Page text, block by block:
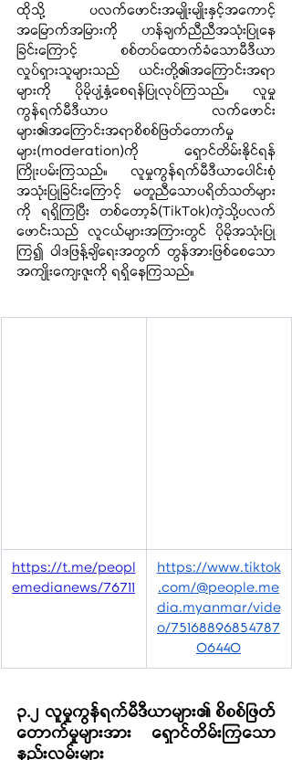
ထိုသို့ ပလက်ဖောင်းအမျိုးမျိုးနှင့်အကောင့်
အမြောက်အမြားကို ဟန်ချက်ညီညီအသုံးပြုနေ
ခြင်းကြောင့် စစ်တပ်ထောက်ခံသောမီဒီယာ
လှုပ်ရှားသူများသည် ယင်းတို့၏အကြောင်းအရာ
များကို ပိုမိုပျံ့နှံ့စေရန်ပြုလုပ်ကြသည်။ လူမှု
ကွန်ရက်မီဒီယာပ လက်ဖောင်း
များ၏အကြောင်းအရာစိစစ်ဖြတ်တောက်မှု
များ(moderation)ကို ရှောင်တိမ်းနိုင်ရန်
ကြိုးပမ်းကြသည်။ လူမှုကွန်ရက်မီဒီယာပေါင်းစုံ
အသုံးပြုခြင်းကြောင့် မတူညီသောပရိတ်သတ်များ
ကို ရရှိကြပြီး တစ်တော့ခ်(TikTok)ကဲ့သို့ပလက်
ဖောင်းသည် လူငယ်များအကြားတွင် ပိုမိုအသုံးပြု
ကြ၍ ဝါဒဖြန့်ချိရေးအတွက် တွန်အားဖြစ်စေသော
အကျိုးကျေးဇူးကို ရရှိနေကြသည်။
https://t.me/peopl
emedianews/76711
https://www.tiktok
.com/@people.me
dia.myanmar/vide
o/75168896854787
06440
၃.၂ လူမှုကွန်ရက်မီဒီယာများ၏ စိစစ်ဖြတ်
တောက်မှုများအား ရှောင်တိမ်းကြသော
နည်းလမ်းများ